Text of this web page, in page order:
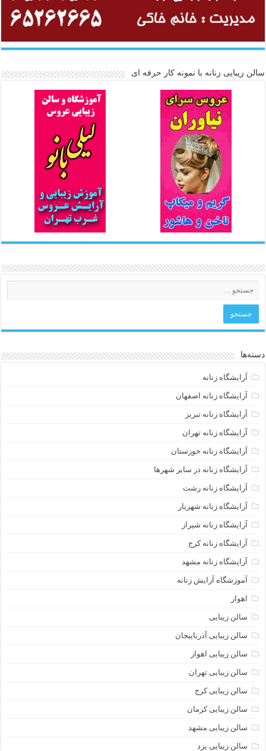
سالن زیبایی زنانه با نمونه کار حرفه ای
دسته‌ها
آرایشگاه زنانه
آرایشگاه زنانه اصفهان
آرایشگاه زنانه تبریز
آرایشگاه زنانه تهران
آرایشگاه زنانه خوزستان
آرایشگاه زنانه در سایر شهرها
آرایشگاه زنانه رشت
آرایشگاه زنانه شهریار
آرایشگاه زنانه شیراز
آرایشگاه زنانه کرج
آرایشگاه زنانه مشهد
آموزشگاه آرایش زنانه
اهواز
سالن زیبایی
سالن زیبایی آذرباییجان
سالن زیبایی اهواز
سالن زیبایی تهران
سالن زیبایی کرج
سالن زیبایی کرمان
سالن زیبایی مشهد
سالن زیبایی یزد